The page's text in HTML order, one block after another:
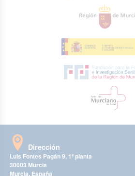
Dirección
Luis Fontes Pagán 9, 1ª planta
30003 Murcia
Murcia, España